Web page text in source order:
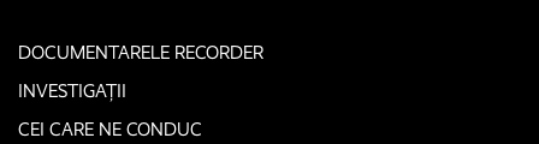
DOCUMENTARELE RECORDER
INVESTIGAȚII
CEI CARE NE CONDUC